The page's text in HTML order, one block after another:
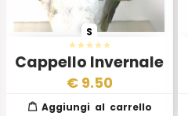
Cappello Invernale
DPM Esercito Inglese
mod. 68
S
€ 9.50